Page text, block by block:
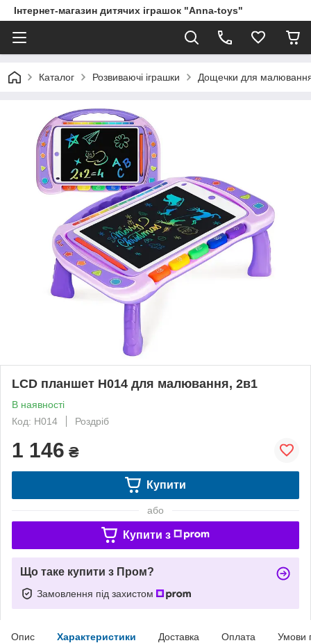
Інтернет-магазин дитячих іграшок "Anna-toys"
Каталог Розвиваючі іграшки Дощечки для
LCD планшет H014 для малювання, 2в1
В наявності
Код: H014
Роздріб
1 146 ₴
Купити
або
Купити з
Що таке купити з Пром?
Замовлення під захистом
Опис Характеристики Доставка Оплата Умови